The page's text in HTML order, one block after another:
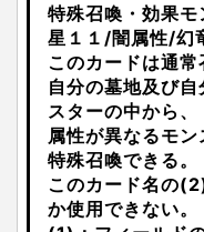
特殊召喚・効果モ
星１１/闇属性/
このカードは通常
自分の墓地及び
スターの中から、
属性が異なるモ
特殊召喚できる。
このカード名の
か使用できない。